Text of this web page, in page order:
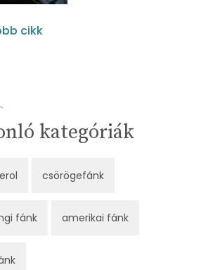
cikk
kategóriák
csörögefánk
fánk amerikai fánk